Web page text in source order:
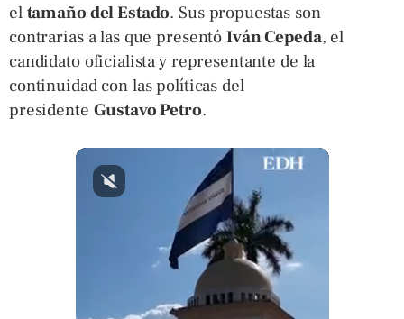
el tamaño del Estado. Sus propuestas son
contrarias a las que presentóIván Cepeda, el
candidato oficialista y representante de la
continuidad con las políticas del
presidente Gustavo Petro.